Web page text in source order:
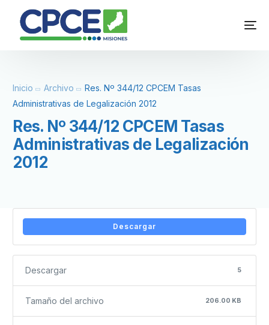
Inicio Archivo
Res. Nº 344/12 CPCEM Tasas
Administrativas de Legalización 2012
Res. Nº 344/12 CPCEM Tasas
Administrativas de Legalización
2012
Descargar
Descargar 5
Tamaño del archivo 206.00 KB